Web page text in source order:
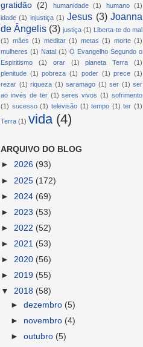
gratidão (2) humanidade (1) humano
(1)
idade (1) injustiça (1) Jesus (3) Joanna
de Ângelis (3) justiça (1)
Liberta-te do mal
(1) mães (1) meditar (1) metas (1) morte (1)
mulheres (1) Natal (1) O Evangelho Segundo o
Espiritismo
(1) orar (1) planeta Terra
(1)
plenitude (1) pobreza (1) poder (1) prece (1)
rezar (1) riqueza (1) saramago (1) ser (1) ser
ao invés de ter (1) seres vivos (1) sofrimento
(1) sucesso (1) televisão (1) tempo (1) ter (1)
Terra (1) vida (4)
ARQUIVO DO BLOG
► 2026 (93)
► 2025 (172)
► 2024 (69)
► 2023 (53)
► 2022 (52)
► 2021 (53)
► 2020 (56)
► 2019 (55)
▼ 2018 (58)
►dezembro (5)
► novembro (4)
►outubro (5)